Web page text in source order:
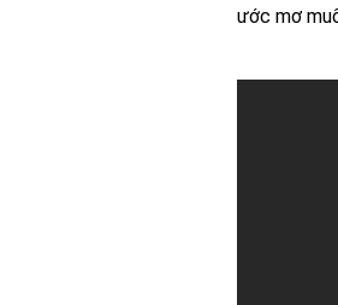
ước mơ